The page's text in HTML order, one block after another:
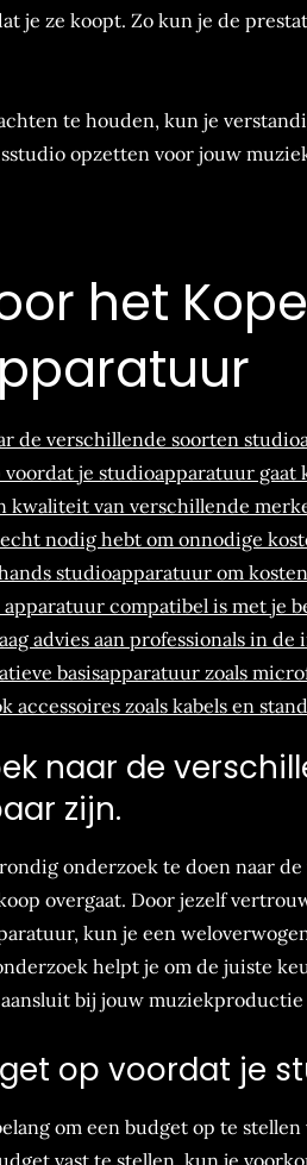
je ze koopt. Zo kun je de
te houden, kun je
opzetten voor jouw
het
de verschillende soorten
voordat je studioapparatuur gaat
kwaliteit van verschillende
nodig hebt om onnodige
studioapparatuur om
compatibel is met je
advies aan professionals in de
basisapparatuur zoals
accessoires zoals kabels en
naar de
zijn.
onderzoek te doen naar
overgaat. Door jezelf
kun je een
helpt je om de juiste
bij jouw muziekproductie
op voordat je
om een budget op te
vast te stellen, kun je